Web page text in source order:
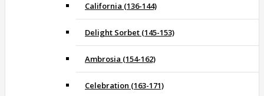
California (136-144)
Delight Sorbet (145-153)
Ambrosia (154-162)
Celebration (163-171)